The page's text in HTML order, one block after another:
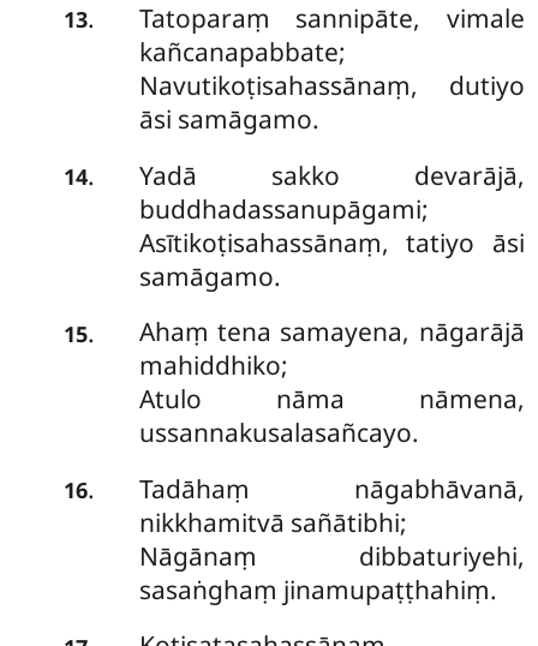
13.
Tatoparaṃ sannipāte, vimale
kañcanapabbate;
Navutikoṭisahassānaṃ, dutiyo
āsi samāgamo.
14.
Yadā sakko devarājā,
buddhadassanupāgami;
Asītikoṭisahassānaṃ, tatiyo āsi
samāgamo.
15. Ahaṃtena samayena, nāgarājā
mahiddhiko;
Atulo nāma nāmena,
ussannakusalasañcayo.
16.
Tadāhaṃ nāgabhāvanā,
nikkhamitvā sañātibhi;
Nāgānaṃ dibbaturiyehi,
sasaṅghaṃ jinamupaṭṭhahiṃ.